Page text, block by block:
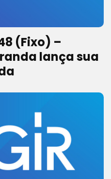
(Fixo) –
lança sua